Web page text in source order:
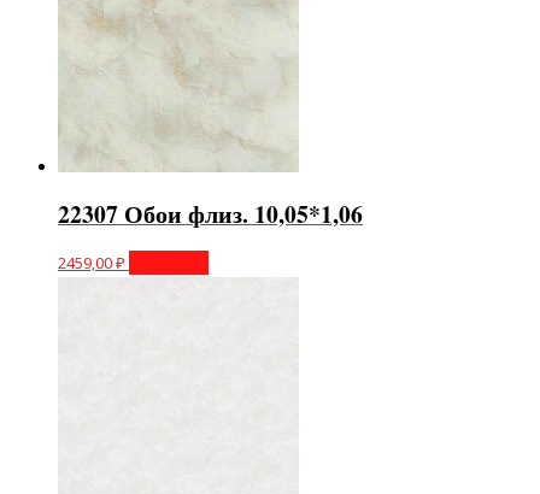
22307 Обои флиз. 10,05*1,06
2459,00₽